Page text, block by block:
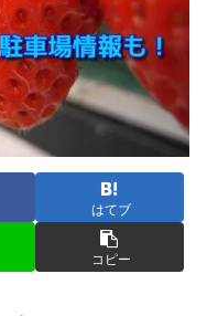
はてブ
コピー